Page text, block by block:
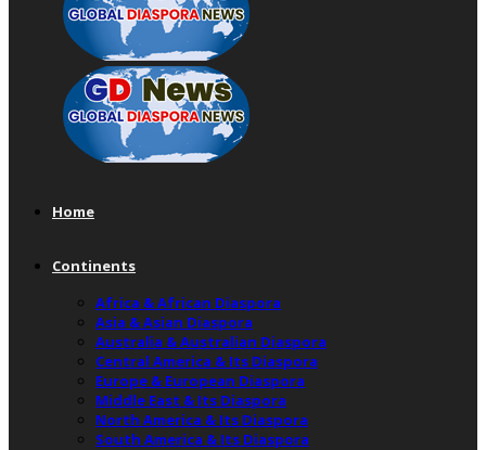
Home
Continents
Africa & African Diaspora
Asia & Asian Diaspora
Australia & Australian Diaspora
Central America & Its Diaspora
Europe & European Diaspora
Middle East & Its Diaspora
North America & Its Diaspora
South America & Its Diaspora